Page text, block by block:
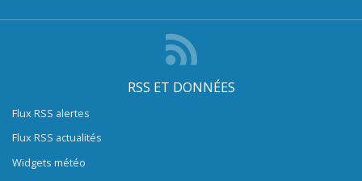
RSS ET DONNÉES
Flux RSS alertes
Flux RSS actualités
Widgets météo